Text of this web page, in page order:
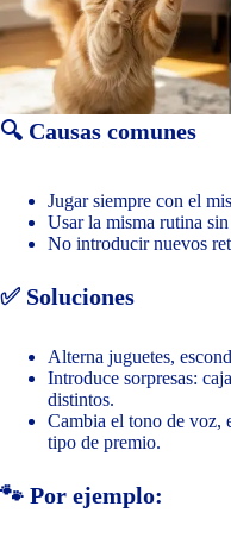
🔍 Causas comunes
Jugar siempre con el
Usar la misma rutina
No introducir nuevos
✅ Soluciones
Alterna juguetes,
Introduce sorpresas:
distintos.
Cambia el tono de voz,
tipo de premio.
🐾 Por ejemplo: